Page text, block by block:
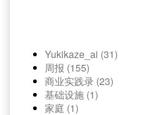
Yukikaze_ai (31)
周报 (155)
商业实践录 (23)
基础设施 (1)
家庭 (1)